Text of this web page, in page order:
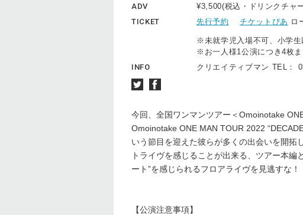
ADV
¥3,500(税込・ドリンクチャ
TICKET
先行予約 チケットぴあ ロ
※未就学児入場不可、小学
※お一人様1公演につき4枚
INFO
クリエイティブマン TEL：
今回、全国ワンマンツアー＜Omoinotake
Omoinotake ONE MAN TOUR 2022
いう節目を迎えた彼らが多くの出会いを開拓
トライヴを感じることが出来る、ツアー本編
ート”を感じられるフロアライヴを見逃すな！
【公演注意事項】